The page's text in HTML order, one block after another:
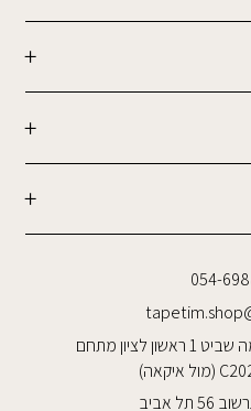
054-
סניף ראשל"צ - אברהם בומה שביט 1 ראשון לציון מתחם
אביב